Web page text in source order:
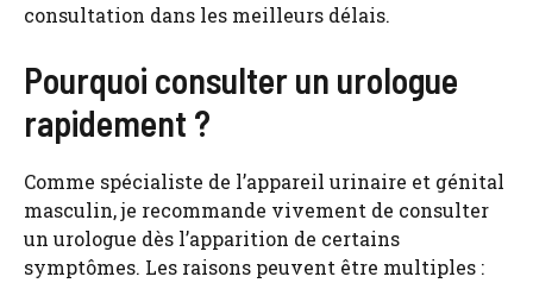
consultation dans les meilleurs délais.
Pourquoi consulter un urologue
rapidement ?
Comme spécialiste de l’appareil urinaire et génital
masculin, je recommande vivement de consulter
un urologue dès l’apparition de certains
symptômes. Les raisons peuvent être multiples :